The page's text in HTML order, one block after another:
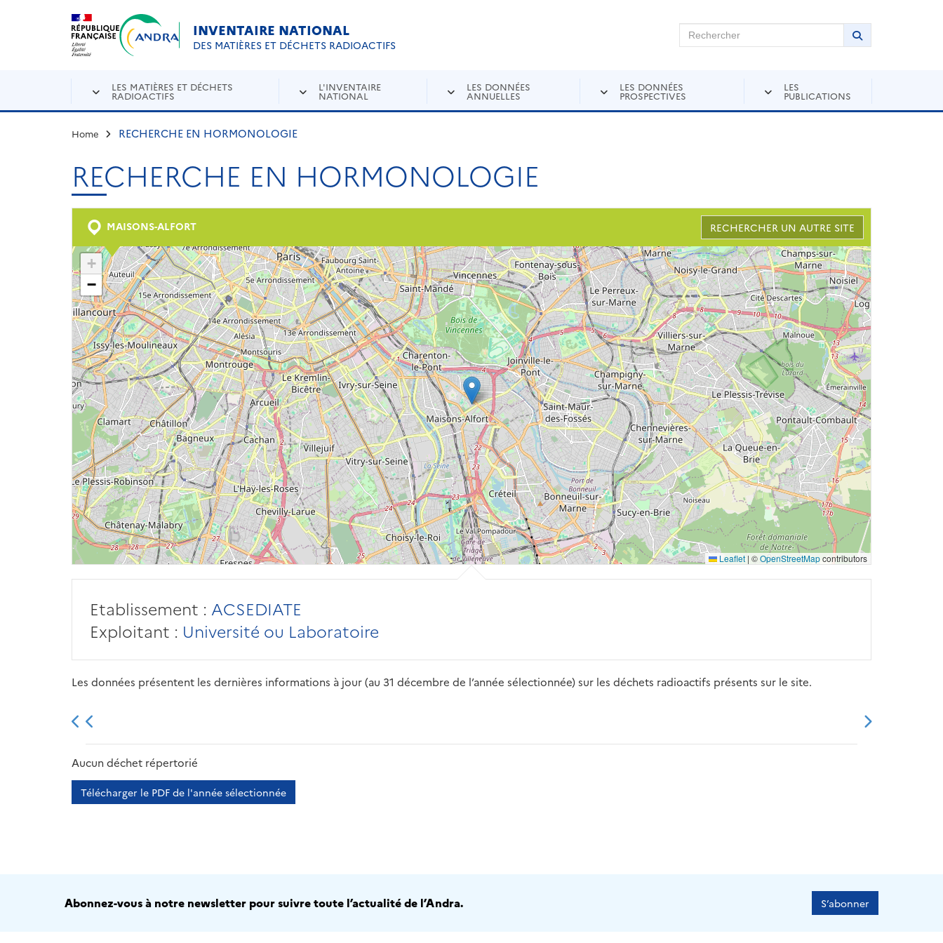
Aller au contenu principal
INVENTAIRE NATIONAL
DES MATIÈRES ET DÉCHETS RADIOACTIFS
Rechercher sur Andra Inventaire Rechercher
Lancer la
LES MATIÈRES ET DÉCHETS
RADIOACTIFS
L'INVENTAIRE
NATIONAL
LES DONNÉES
ANNUELLES
LES DONNÉES
PROSPECTIVES
LES
PUBLICATIONS
Home RECHERCHE EN HORMONOLOGIE
RECHERCHE EN HORMONOLOGIE
MAISONS-ALFORT RECHERCHER UN AUTRE SITE
+
−
Leaflet | ©OpenStreetMapcontributors
Etablissement : ACSEDIATE
Exploitant : Université ou Laboratoire
Les données présentent les dernières informations à jour (au 31 décembre de l’année sélectionnée) sur les déchets radioactifs présents sur le site.
2013 2014
Aucun déchet répertorié
Télécharger le PDF de l'année sélectionnée
Abonnez-vous à notre newsletter pour suivre toute l’actualité de l’Andra. S’abonner